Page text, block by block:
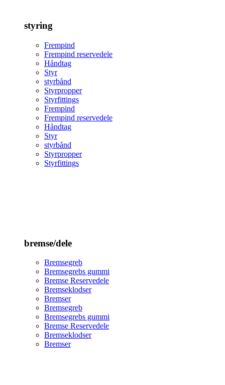
styring
Frempind
Frempind reservedele
Håndtag
Styr
styrbånd
Styrpropper
Styrfittings
Frempind
Frempind reservedele
Håndtag
Styr
styrbånd
Styrpropper
Styrfittings
bremse/dele
Bremsegreb
Bremsegrebs gummi
Bremse Reservedele
Bremseklodser
Bremser
Bremsegreb
Bremsegrebs gummi
Bremse Reservedele
Bremseklodser
Bremser